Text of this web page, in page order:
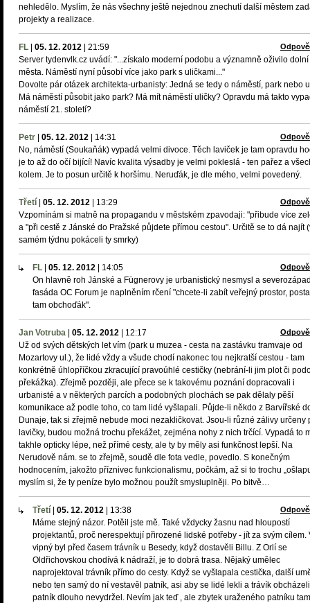
nehledělo. Myslím, že nás všechny ještě nejednou znechutí další městem
projekty a realizace.
FL 05. 12. 2012 21:59
Server tydenvlk.cz uvádí: "...získalo moderní podobu a významně oživilo
města. Náměstí nyní působí více jako park s uličkami..."
Dovolte pár otázek architekta-urbanisty: Jedná se tedy o náměstí, park nebo
Má náměstí působit jako park? Má mít náměstí uličky? Opravdu má takto
náměstí 21. století?
Petr 05. 12. 2012 14:31
No, náměstí (Soukaňák) vypadá velmi divoce. Těch laviček je tam opravdu
je to až do očí bijící! Navíc kvalita výsadby je velmi pokleslá - ten pařez a
kolem. Je to posun určitě k horšímu. Neruďák, je dle mého, velmi povedený.
Třetí 05. 12. 2012 13:29
Vzpomínám si matně na propagandu v městském zpavodaji: "přibude více
a "při cestě z Jánské do Pražské půjdete přímou cestou". Určitě se to dá najít
samém týdnu pokáceli ty smrky)
FL 05. 12. 2012 14:05
On hlavně roh Jánské a Fügnerovy je urbanistický nesmysl a
fasáda OC Forum je naplněním rčení "chcete-li zabít veřejný prostor,
tam obchoďák".
Jan Votruba 05. 12. 2012 12:17
Už od svých dětských let vím (park u muzea - cesta na zastávku tramvaje od
Mozartovy ul.), že lidé vždy a všude chodí nakonec tou nejkratší cestou - tam
konkrétně úhlopříčkou zkracující pravoúhlé cestičky (nebrání-li jim plot či
překážka). Zřejmě později, ale přece se k takovému poznání dopracovali i
urbanisté a v některých parcích a podobných plochách se pak dělaly pěší
komunikace až podle toho, co tam lidé vyšlapali. Půjde-li někdo z Barvířské
Dunaje, tak si zřejmě nebude moci nezakličkovat. Jsou-li různé zálivy určeny
lavičky, budou možná trochu překážet, zejména nohy z nich trčící. Vypadá to
takhle opticky lépe, než přímé cesty, ale ty by měly asi funkčnost lepší. Na
Nerudově nám. se to zřejmě, soudě dle fota vedle, povedlo. S konečným
hodnocením, jakožto příznivec funkcionalismu, počkám, až si to trochu
myslím si, že ty peníze bylo možnou použít smysluplněji. Po bitvě…
Třetí 05. 12. 2012 13:38
Máme stejný názor. Potěil jste mě. Také vždycky žasnu nad hloupostí
projektantů, proč nerespektují přirozené lidské potřeby - jít za svým cílem.
vipný byl před časem trávník u Besedy, když dostavěli Billu. Z Orlí se
Oldřichovskou chodívá k nádraží, je to dobrá trasa. Nějaký umělec
naprojektoval trávník přímo do cesty. Když se vyšlapala cestička, další
nebo ten samý do ní vestavěl patník, asi aby se lidé lekli a trávík
patník dlouho nevydržel. Nevím jak teď , ale zbytek uraženého patníku